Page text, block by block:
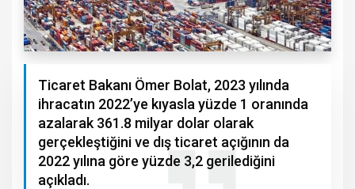
Ticaret Bakanı Ömer Bolat, 2023 yılında
ihracatın 2022’ye kıyasla yüzde 1 oranında
azalarak 361.8 milyar dolar olarak
gerçekleştiğini ve dış ticaret açığının da
2022 yılına göre yüzde 3,2 gerilediğini
açıkladı.